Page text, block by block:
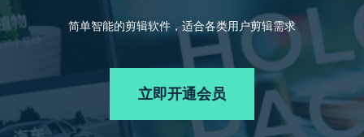
客服热线：4000-300624
AI 绘画
AI 视频续写
声音
专业创作人群
文章资讯
帮助中心
产品信息
立即购买
简单智能的剪辑软件，适合各类用户剪辑需求
立即开通会员